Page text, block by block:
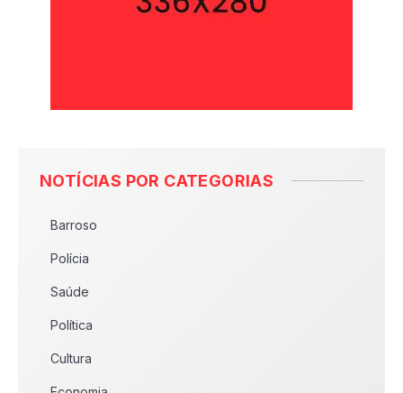
NOTÍCIAS POR CATEGORIAS
Barroso
Polícia
Saúde
Política
Cultura